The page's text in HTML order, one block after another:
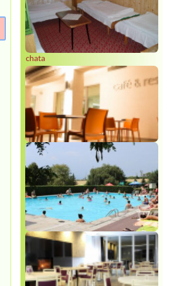
chata